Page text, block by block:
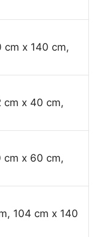
cm x 140 cm,
cm x 40 cm,
cm x 60 cm,
104 cm x 140